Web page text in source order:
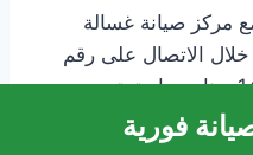
مركز صيانة غسالة
برنامج من خلال الاتصال على رقم
صيانة غسالة ايديال زانوسى 14 برنامج واستمتع بجميع
اليها كافة انواع
فورية